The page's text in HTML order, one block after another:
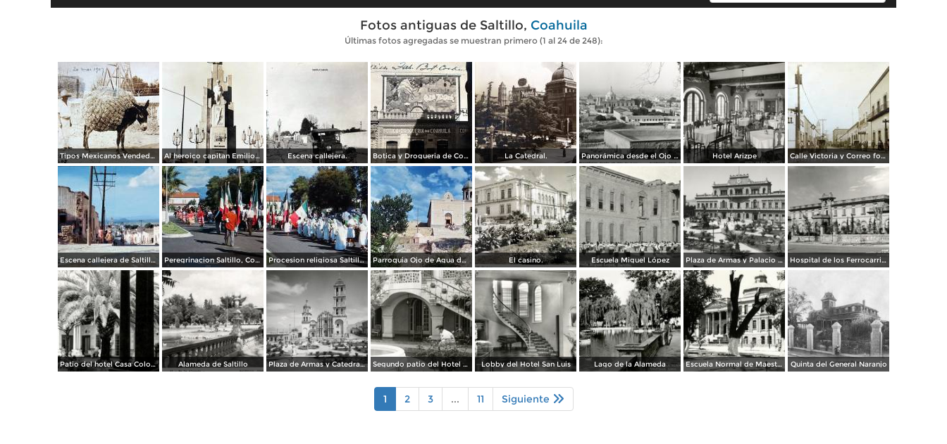
Fotos antiguas de Saltillo, Coahuila
Últimas fotos agregadas se muestran primero (1 al 24 de 248):
Tipos Mexicanos Vendedores de paja. ( Circulada el 20 de Mayo de 1907 ). Al heroico capitan Emilio Carranza. Escena callejera. Botica y Drogueria de Coahuila. La Catedral. Panorámica desde el Ojo de Agua Hotel Arizpe Calle Victoria y Correo foto Macias ( Circulada el 18 de Julio de 1912 ).
Escena callejera de Saltillo, Coahuila 1959. Peregrinacion Saltillo, Coahuila 1959 Procesion religiosa Saltillo, Coahuila 1959. Parroquia Ojo de Agua donde se venera el Santo Cristo Saltillo, Coahuila 1959 El casino. Escuela Miguel López Plaza de Armas y Palacio de Gobierno Hospital de los Ferrocarriles
Patio del hotel Casa Colonial Alameda de Saltillo Plaza de Armas y Catedral de Saltillo Segundo patio del Hotel Arizpe Lobby del Hotel San Luis Lago de la Alameda Escuela Normal de Maestros Quinta del General Naranjo
1 2 3 ... 11 Siguiente